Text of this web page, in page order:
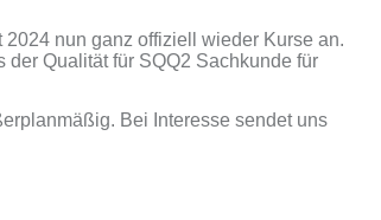
nun ganz offiziell wieder Kurse an.
Qualität für SQQ2 Sachkunde für
Bei Interesse sendet uns